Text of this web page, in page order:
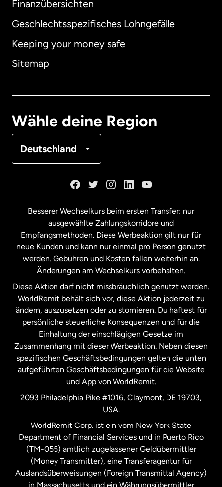
Finanzübersichten
Geschlechtsspezifisches Lohngefälle
Keeping your money safe
Sitemap
Wähle deine Region
Deutschland
Australien
Malaysia
Neuseeland
Niederlande
Schweden
Spanien
Vereinigte Staaten English
Vereinigte Staaten
Vereinigtes Königreich
Besserer Wechselkurs beim ersten Transfer: nur
ausgewählte Zahlungskorridore und
Empfangsmethoden. Diese Werbeaktion gilt nur für
neue Kunden und kann nur einmal pro Person genutzt
werden. Gebühren und Kosten fallen weiterhin an.
Änderungen am Wechselkurs vorbehalten.
Diese Aktion darf nicht missbräuchlich genutzt werden.
WorldRemit behält sich vor, diese Aktion jederzeit zu
ändern, auszusetzen oder zu stornieren. Du haftest für
persönliche steuerliche Konsequenzen und für die
Einhaltung der einschlägigen Gesetze im
Zusammenhang mit dieser Werbeaktion. Neben diesen
spezifischen Geschäftsbedingungen gelten die unten
aufgeführten Geschäftsbedingungen für die Website
und App von WorldRemit.
2093 Philadelphia Pike #1016, Claymont, DE 19703,
USA.
WorldRemit Corp. ist ein vom New York State
Department of Financial Services und in Puerto Rico
(TM-055) amtlich zugelassener Geldübermittler
(Money Transmitter), eine Transferagentur für
Auslandsüberweisungen (Foreign Transmittal Agency)
in Massachusetts und ein Währungsübermittler